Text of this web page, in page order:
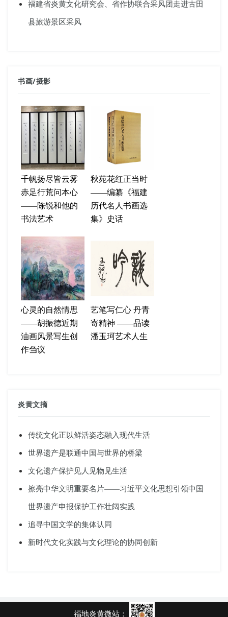
福建省炎黄文化研究会、省作协联合采风团走进古田
县旅游景区采风
书画/摄影
千帆扬尽皆云雾
赤足行荒问本心
——陈锐和他的
书法艺术
秋苑花红正当时
——编纂《福建
历代名人书画选
集》史话
心灵的自然情思
——胡振德近期
油画风景写生创
作刍议
艺笔写仁心 丹青
寄精神 ——品读
潘玉珂艺术人生
炎黄文摘
传统文化正以鲜活姿态融入现代生活
世界遗产是联通中国与世界的桥梁
文化遗产保护见人见物见生活
擦亮中华文明重要名片——习近平文化思想引领中国
世界遗产申报保护工作壮阔实践
追寻中国文学的集体认同
新时代文化实践与文化理论的协同创新
福地炎黄微站：